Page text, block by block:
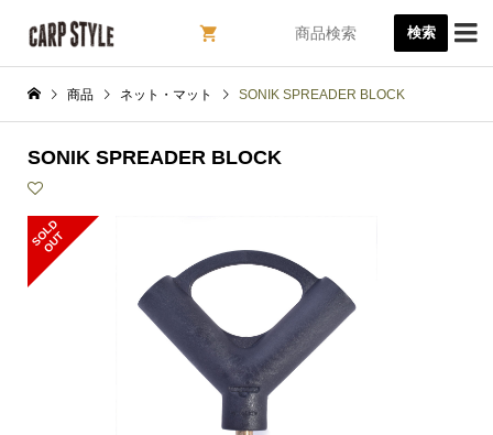
検索 
商品 ネット・マット SONIK SPREADER BLOCK
SONIK SPREADER BLOCK
S
O
L
D
O
U
T